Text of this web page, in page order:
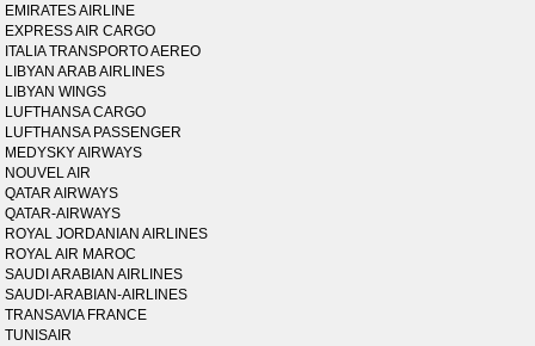
EMIRATES AIRLINE
EXPRESS AIR CARGO
ITALIA TRANSPORTO AEREO
LIBYAN ARAB AIRLINES
LIBYAN WINGS
LUFTHANSA CARGO
LUFTHANSA PASSENGER
MEDYSKY AIRWAYS
NOUVEL AIR
QATAR AIRWAYS
QATAR-AIRWAYS
ROYAL JORDANIAN AIRLINES
ROYAL AIR MAROC
SAUDI ARABIAN AIRLINES
SAUDI-ARABIAN-AIRLINES
TRANSAVIA FRANCE
TUNISAIR